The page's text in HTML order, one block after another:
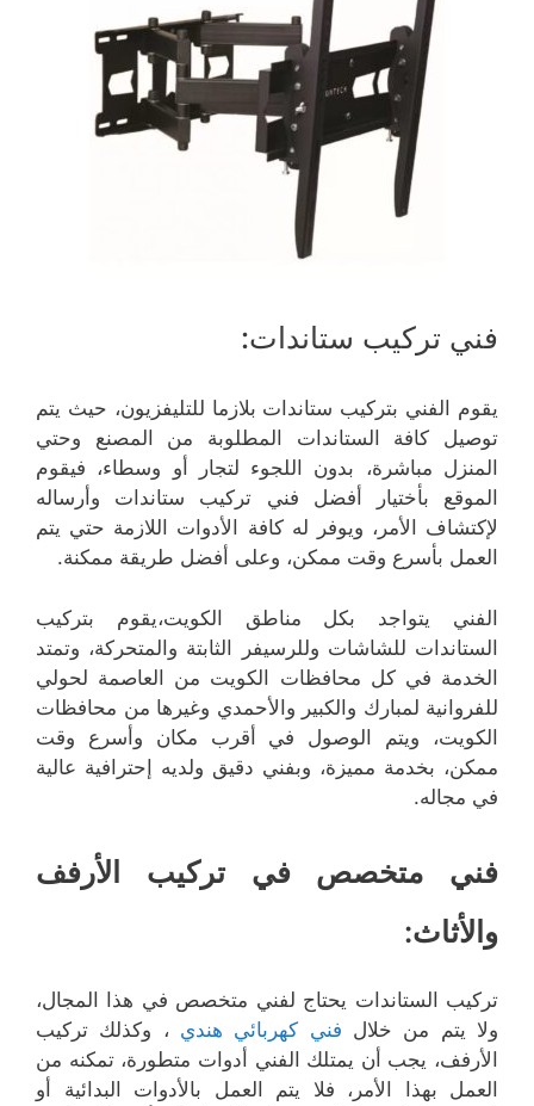
فني تركيب ستاندات:
يقوم الفني بتركيب ستاندات بلازما للتليفزيون، حيث يتم
توصيل كافة الستاندات المطلوبة من المصنع وحتي
المنزل مباشرة، بدون اللجوء لتجار أو وسطاء، فيقوم
الموقع بأختيار أفضل فني تركيب ستاندات وأرساله
لإكتشاف الأمر، ويوفر له كافة الأدوات اللازمة حتي يتم
العمل بأسرع وقت ممكن، وعلى أفضل طريقة ممكنة.
الفني يتواجد بكل مناطق الكويت،يقوم بتركيب
الستاندات للشاشات وللرسيفر الثابتة والمتحركة، وتمتد
الخدمة في كل محافظات الكويت من العاصمة لحولي
للفروانية لمبارك والكبير والأحمدي وغيرها من محافظات
الكويت، ويتم الوصول في أقرب مكان وأسرع وقت
ممكن، بخدمة مميزة، وبفني دقيق ولديه إحترافية عالية
في مجاله.
فني متخصص في تركيب الأرفف
والأثاث:
تركيب الستاندات يحتاج لفني متخصص في هذا المجال،
ولا يتم من خلال فني كهربائي هندي ، وكذلك تركيب
الأرفف، يجب أن يمتلك الفني أدوات متطورة، تمكنه من
العمل بهذا الأمر، فلا يتم العمل بالأدوات البدائية أو